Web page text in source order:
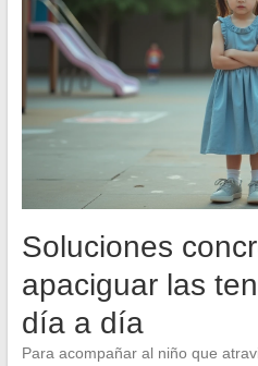
Soluciones
apaciguar las
día a día
Para acompañar al niño que